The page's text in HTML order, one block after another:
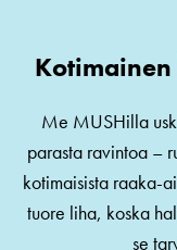
Me MUSHilla
parasta ravintoa –
kotimaisista raaka-
tuore liha, koska
se